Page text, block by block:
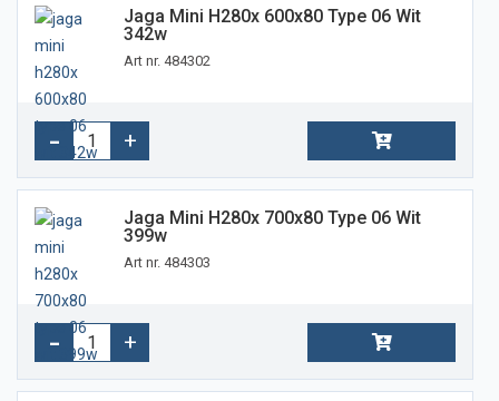
Jaga Mini H280x 600x80 Type 06 Wit
342w
Art nr. 484302
Jaga Mini H280x 700x80 Type 06 Wit
399w
Art nr. 484303